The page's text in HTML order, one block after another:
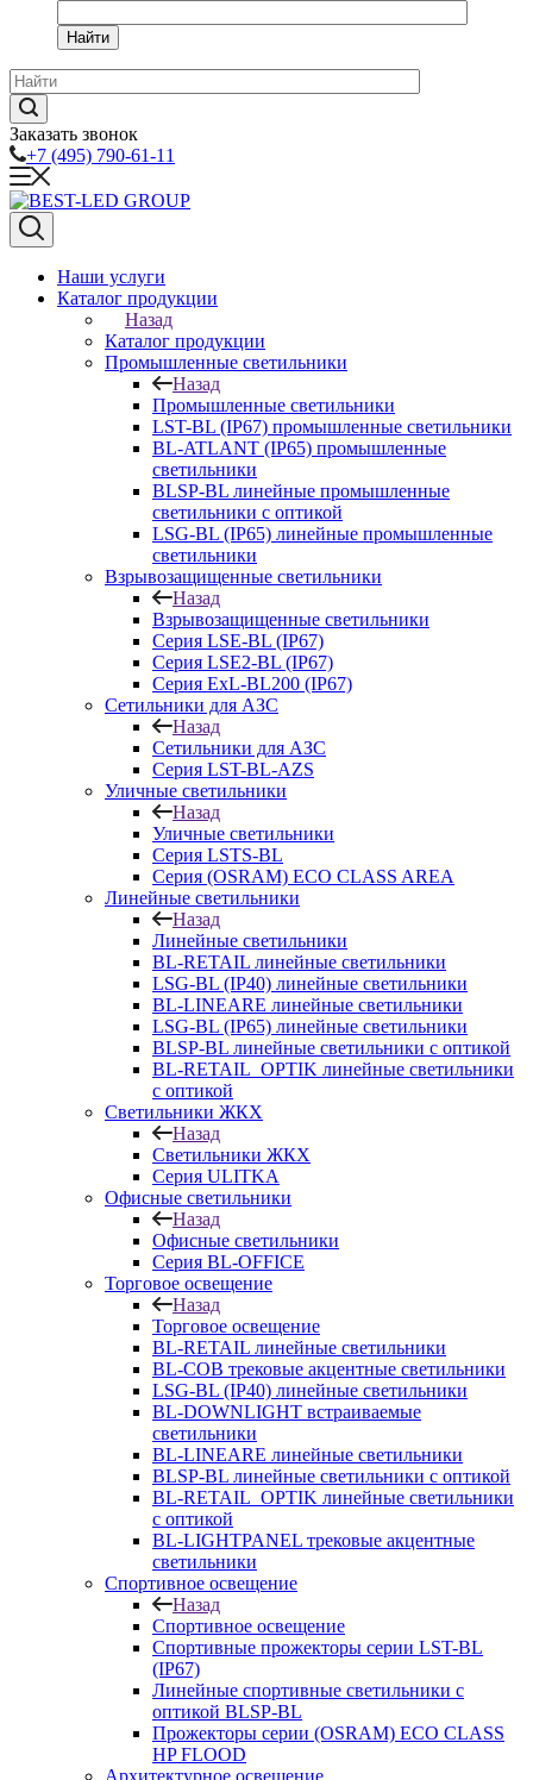
Найти
Заказать звонок
+7 (495) 790-61-11
Наши услуги
Каталог продукции
Назад
Каталог продукции
Промышленные светильники
Назад
Промышленные светильники
LST-BL (IP67) промышленные светильники
BL-ATLANT (IP65) промышленные
светильники
BLSP-BL линейные промышленные
светильники с оптикой
LSG-BL (IP65) линейные промышленные
светильники
Взрывозащищенные светильники
Назад
Взрывозащищенные светильники
Серия LSE-BL (IP67)
Серия LSE2-BL (IP67)
Серия ExL-BL200 (IP67)
Сетильники для АЗС
Назад
Сетильники для АЗС
Серия LST-BL-AZS
Уличные светильники
Назад
Уличные светильники
Серия LSTS-BL
Серия (ОSRAM) ECO CLASS AREA
Линейные светильники
Назад
Линейные светильники
BL-RETAIL линейные светильники
LSG-BL (IP40) линейные светильники
BL-LINEARE линейные светильники
LSG-BL (IP65) линейные светильники
BLSP-BL линейные светильники с оптикой
BL-RETAIL_OPTIK линейные светильники
с оптикой
Светильники ЖКХ
Назад
Светильники ЖКХ
Серия ULITKA
Офисные светильники
Назад
Офисные светильники
Серия BL-OFFICE
Торговое освещение
Назад
Торговое освещение
BL-RETAIL линейные светильники
BL-COB трековые акцентные светильники
LSG-BL (IP40) линейные светильники
BL-DOWNLIGHT встраиваемые
светильники
BL-LINEARE линейные светильники
BLSP-BL линейные светильники с оптикой
BL-RETAIL_OPTIK линейные светильники
с оптикой
BL-LIGHTPANEL трековые акцентные
светильники
Спортивное освещение
Назад
Спортивное освещение
Спортивные прожекторы серии LST-BL
(IP67)
Линейные спортивные светильники с
оптикой BLSP-BL
Прожекторы серии (OSRAM) ECO CLASS
HP FLOOD
Архитектурное освещение